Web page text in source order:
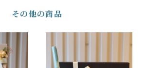
その他の商品